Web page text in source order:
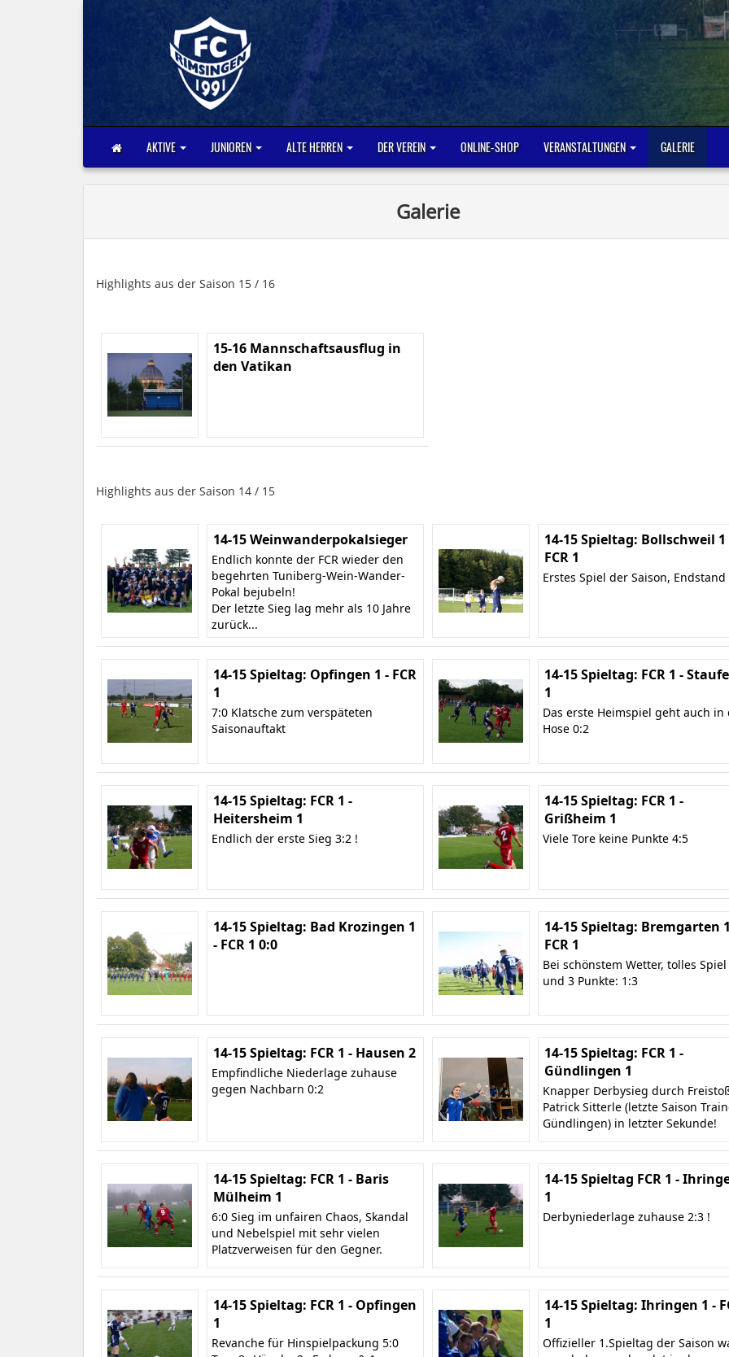
AKTIVE JUNIOREN ALTE HERREN DER VEREIN ONLINE-SHOP VERANSTALTUNGEN GALERIE
Galerie
Highlights aus der Saison 15 / 16
15-16 Mannschaftsausflug in
den Vatikan
Highlights aus der Saison 14 / 15
14-15 Weinwanderpokalsieger
Endlich konnte der FCR wieder den
begehrten Tuniberg-Wein-Wander-
Pokal bejubeln!
Der letzte Sieg lag mehr als 10 Jahre
zurück...
14-15 Spieltag: Bollschweil 1
FCR 1
Erstes Spiel der Saison, Endstand
14-15 Spieltag: Opfingen 1 - FCR
1
7:0 Klatsche zum verspäteten
Saisonauftakt
14-15 Spieltag: FCR 1 -
1
Das erste Heimspiel geht auch in
Hose 0:2
14-15 Spieltag: FCR 1 -
Heitersheim 1
Endlich der erste Sieg 3:2 !
14-15 Spieltag: FCR 1 -
Grißheim 1
Viele Tore keine Punkte 4:5
14-15 Spieltag: Bad Krozingen 1
- FCR 1 0:0
14-15 Spieltag: Bremgarten
FCR 1
Bei schönstem Wetter, tolles Spiel
und 3 Punkte: 1:3
14-15 Spieltag: FCR 1 - Hausen 2
Empfindliche Niederlage zuhause
gegen Nachbarn 0:2
14-15 Spieltag: FCR 1 -
Gündlingen 1
Knapper Derbysieg durch
Patrick Sitterle (letzte Saison
Gündlingen) in letzter Sekunde!
14-15 Spieltag: FCR 1 - Baris
Mülheim 1
6:0 Sieg im unfairen Chaos, Skandal
und Nebelspiel mit sehr vielen
Platzverweisen für den Gegner.
14-15 Spieltag FCR 1 -
1
Derbyniederlage zuhause 2:3 !
14-15 Spieltag: FCR 1 - Opfingen
1
Revanche für Hinspielpackung 5:0
14-15 Spieltag: Ihringen 1 -
1
Offizieller 1.Spieltag der Saison